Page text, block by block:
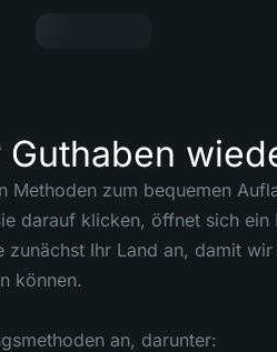
Methoden zum bequemen
darauf klicken, öffnet sich
Ihr Land an, damit
können.
an, darunter: